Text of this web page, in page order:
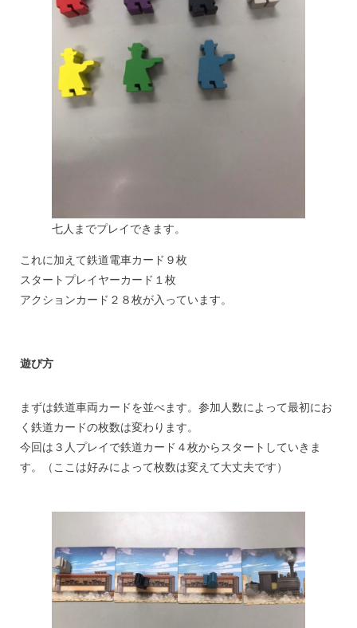
七人までプレイできます。
これに加えて鉄道電車カード９枚
スタートプレイヤーカード１枚
アクションカード２８枚が入っています。
遊び方
まずは鉄道車両カードを並べます。参加人数によって最初にお
く鉄道カードの枚数は変わります。
今回は３人プレイで鉄道カード４枚からスタートしていきま
す。（ここは好みによって枚数は変えて大丈夫です）